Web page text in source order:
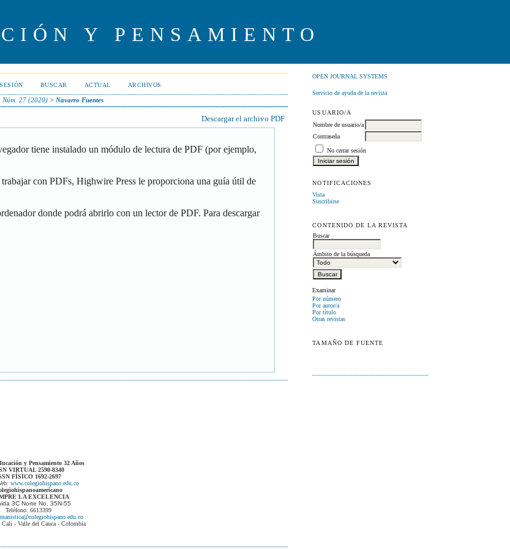
Y PENSAMIENTO
OPEN JOURNAL SYSTEMS
Servicio de ayuda de la revista
USUARIO/A
Nombre de usuario/a
Contraseña
No cerrar sesión
NOTIFICACIONES
Vista
Suscribirse
CONTENIDO DE LA REVISTA
Buscar
Ámbito de la búsqueda
Examinar
Por número
Por autor/a
Por título
Otras revistas
TAMAÑO DE FUENTE
BUSCAR ACTUAL ARCHIVOS
Núm. 27 (2020)> Navarro Fuentes
Descargar el archivo PDF
tiene instalado un módulo de lectura de PDF (por ejemplo,
con PDFs, Highwire Press le proporciona una guía útil de
donde podrá abrirlo con un lector de PDF. Para descargar
y Pensamiento 32 Años
VIRTUAL 2590-8340
FÍSICO 1692-2697
www.colegiohispano.edu.co
LA EXCELENCIA
3C Norte No. 35N-55
Teléfono: 6613399
Cali - Valle del Cauca - Colombia